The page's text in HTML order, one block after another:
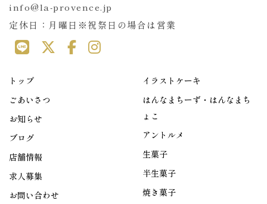
info@la-provence.jp
定休日：月曜日※祝祭日の場合は営業
トップ
ごあいさつ
お知らせ
ブログ
店舗情報
求人募集
お問い合わせ
イラストケーキ
はんなまちーず・はんなまち
ょこ
アントルメ
生菓子
半生菓子
焼き菓子